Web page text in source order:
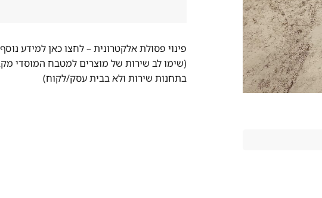
פינוי פסולת אלקטרונית –לחצו כאן למידע נוסף
(שימו לב שירות של מוצרים למטבח המוסדי
בתחנות שירות ולא בבית עסק/לקוח)